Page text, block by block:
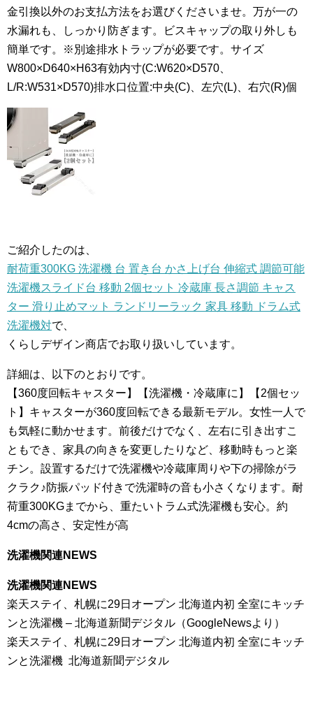
金引換以外のお支払方法をお選びくださいませ。万が一の
水漏れも、しっかり防ぎます。ビスキャップの取り外しも
簡単です。※別途排水トラップが必要です。サイズ
W800×D640×H63有効内寸(C:W620×D570、
L/R:W531×D570)排水口位置:中央(C)、左穴(L)、右穴(R)個
ご紹介したのは、
耐荷重300KG 洗濯機 台 置き台 かさ上げ台 伸縮式 調節可能
洗濯機スライド台 移動 2個セット 冷蔵庫 長さ調節 キャス
ター 滑り止めマット ランドリーラック 家具 移動 ドラム式
洗濯機対で、
くらしデザイン商店でお取り扱いしています。
詳細は、以下のとおりです。
【360度回転キャスター】【洗濯機・冷蔵庫に】【2個セッ
ト】キャスターが360度回転できる最新モデル。女性一人で
も気軽に動かせます。前後だけでなく、左右に引き出すこ
ともでき、家具の向きを変更したりなど、移動時もっと楽
チン。設置するだけで洗濯機や冷蔵庫周りや下の掃除がラ
クラク♪防振パッド付きで洗濯時の音も小さくなります。耐
荷重300KGまでから、重たいトラム式洗濯機も安心。約
4cmの高さ、安定性が高
洗濯機関連NEWS
洗濯機関連NEWS
楽天ステイ、札幌に29日オープン 北海道内初 全室にキッチ
ンと洗濯機 – 北海道新聞デジタル（GoogleNewsより）
楽天ステイ、札幌に29日オープン 北海道内初 全室にキッチ
ンと洗濯機 北海道新聞デジタル